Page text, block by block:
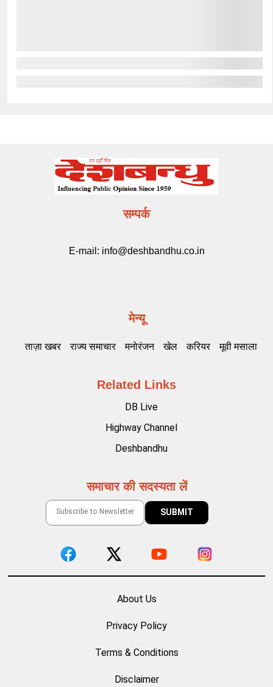
सम्पर्क
E-mail: info@deshbandhu.co.in
मेन्यू
ताज़ा खबर राज्य समाचार मनोरंजन खेल करियर मूवी मसाला
Related Links
DB Live
Highway Channel
Deshbandhu
समाचार की सदस्यता लें
About Us
Privacy Policy
Terms & Conditions
Disclaimer